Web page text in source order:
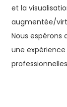
et la
augmentée/
Nous espérons
une